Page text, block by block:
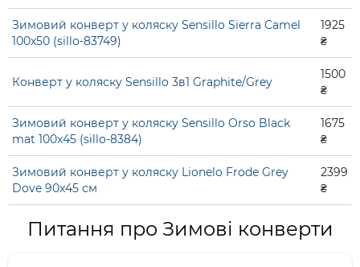
Зимовий конверт у коляску Sensillo Sierra Camel
100x50 (sillo-83749)
1925
₴
Конверт у коляску Sensillo 3в1 Graphite/Grey
1500
₴
Зимовий конверт у коляску Sensillo Orso Black
mat 100x45 (sillo-8384)
1675
₴
Зимовий конверт у коляску Lionelo Frode Grey
Dove 90x45 см
2399
₴
Питання про Зимові конверти